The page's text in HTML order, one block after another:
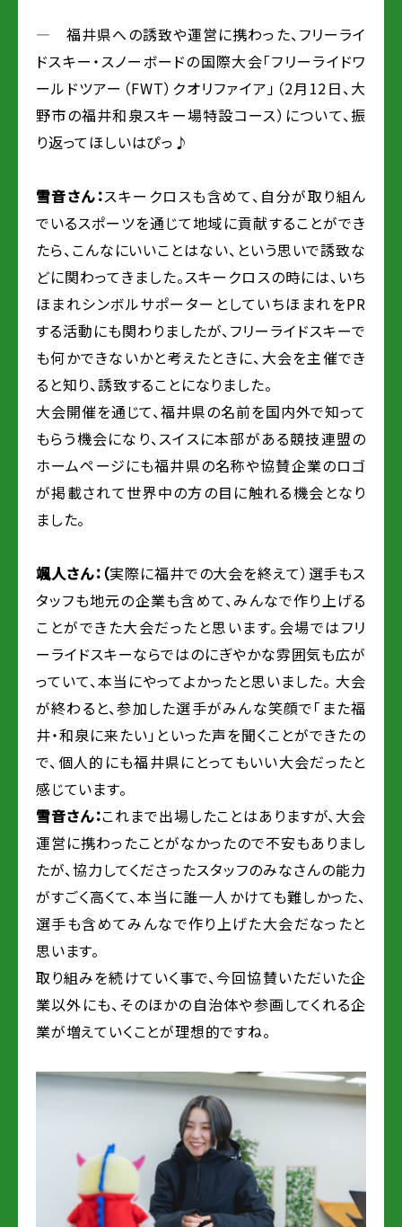
― 福井県への誘致や運営に携わった、フリーライ
ドスキー・スノーボードの国際大会「フリーライドワ
ールドツアー（FWT）クオリファイア」（2月12日、大
野市の福井和泉スキー場特設コース）について、振
り返ってほしいはぴっ♪
雪音さん：スキークロスも含めて、自分が取り組ん
でいるスポーツを通じて地域に貢献することができ
たら、こんなにいいことはない、という思いで誘致な
どに関わってきました。スキークロスの時には、いち
ほまれシンボルサポーターとしていちほまれをPR
する活動にも関わりましたが、フリーライドスキーで
も何かできないかと考えたときに、大会を主催でき
ると知り、誘致することになりました。
大会開催を通じて、福井県の名前を国内外で知って
もらう機会になり、スイスに本部がある競技連盟の
ホームページにも福井県の名称や協賛企業のロゴ
が掲載されて世界中の方の目に触れる機会となり
ました。
颯人さん：（実際に福井での大会を終えて）選手もス
タッフも地元の企業も含めて、みんなで作り上げる
ことができた大会だったと思います。会場ではフリ
ーライドスキーならではのにぎやかな雰囲気も広が
っていて、本当にやってよかったと思いました。 大会
が終わると、参加した選手がみんな笑顔で「また福
井・和泉に来たい」といった声を聞くことができたの
で、個人的にも福井県にとってもいい大会だったと
感じています。
雪音さん：これまで出場したことはありますが、大会
運営に携わったことがなかったので不安もありまし
たが、協力してくださったスタッフのみなさんの能力
がすごく高くて、本当に誰一人かけても難しかった、
選手も含めてみんなで作り上げた大会だなったと
思います。
取り組みを続けていく事で、今回協賛いただいた企
業以外にも、そのほかの自治体や参画してくれる企
業が増えていくことが理想的ですね。